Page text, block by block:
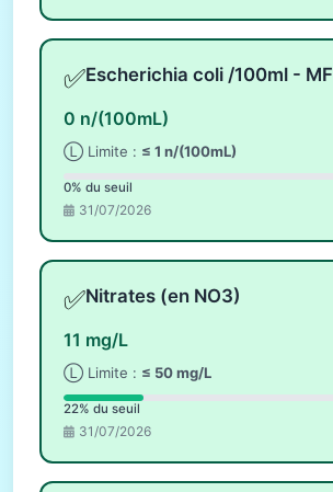
✅Escherichia coli /100ml - MF
0 n/(100mL)
Ⓛ Limite : ≤ 1 n/(100mL)
0% du seuil
31/07/2026
✅Nitrates (en NO3)
11 mg/L
Ⓛ Limite : ≤ 50 mg/L
22% du seuil
31/07/2026